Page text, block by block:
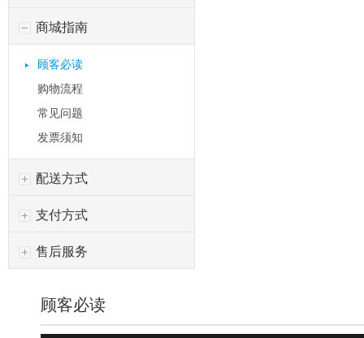
商城指南
顾客必读
购物流程
常见问题
发票须知
配送方式
支付方式
售后服务
顾客必读